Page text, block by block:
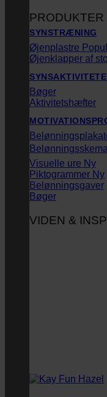
SYNSTRÆNING
Øjenplastre
Øjenklapper af
Bøger
Aktivitetshæfter
Visuelle ure
Piktogrammer
Belønningsgaver
Bøger
VIDEN &